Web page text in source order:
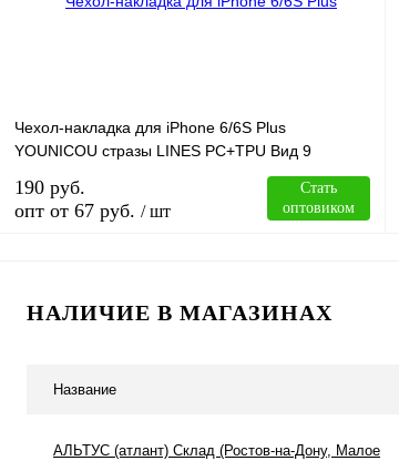
В избранное
В
Чехол-накладка для iPhone 6/6S Plus
YOUNICOU стразы LINES PC+TPU Вид 9
190 руб.
опт от 67 руб. / шт
Стать
оптовиком
В корзину
В избранное
НАЛИЧИЕ В МАГАЗИНАХ
Название
АЛЬТУС (атлант) Склад (Ростов-на-Дону, Малое